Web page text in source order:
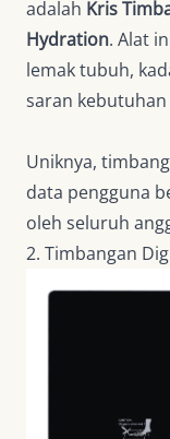
adalah Kris
Hydration. Alat
lemak tubuh,
saran
Uniknya,
data pengguna
oleh seluruh
2. Timbangan